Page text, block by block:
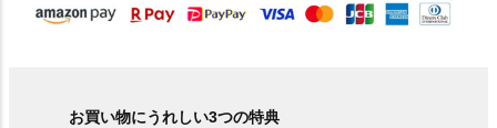
お買い物にうれしい3つの特典